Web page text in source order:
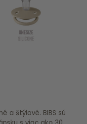
a štýlové. BIBS sú